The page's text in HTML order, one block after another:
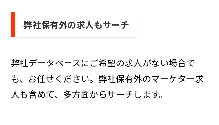
弊社保有外の求人もサーチ
弊社データベースにご希望の求人がない場合で
も、お任せください。弊社保有外のマーケター求
人も含めて、多方面からサーチします。